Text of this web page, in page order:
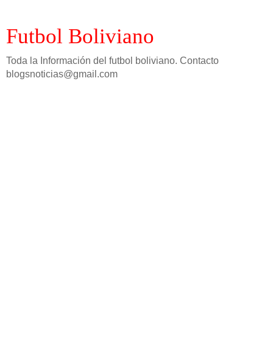
Futbol Boliviano
Toda la Información del futbol boliviano. Contacto
blogsnoticias@gmail.com